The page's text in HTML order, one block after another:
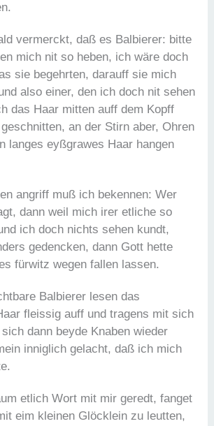
vermerckt, daß es Balbierer: bitte
mich nit so heben, ich wäre doch
sie begehrten, darauff sie mich
also einer, den ich doch nit sehen
das Haar mitten auff dem Kopff
an der Stirn aber, Ohren
langes eyßgrawes Haar hangen
angriff muß ich bekennen: Wer
dann weil mich irer etliche so
ich doch nichts sehen kundt,
gedencken, dann Gott hette
fürwitz wegen fallen lassen.
Balbierer lesen das
fleissig auff und tragens mit sich
dann beyde Knaben wieder
inniglich gelacht, daß ich mich
etlich Wort mit mir geredt, fanget
eim kleinen Glöcklein zu leutten,